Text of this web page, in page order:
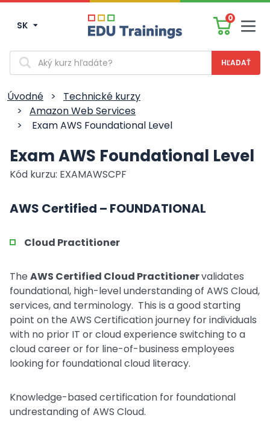
SK
0
Vyhľadávanie
Úvodné >
Technické kurzy
>
Amazon Web Services
>
Exam AWS Foundational Level
Exam AWS Foundational Level
Kód kurzu: EXAMAWSCPF
AWS Certified – FOUNDATIONAL
Cloud Practitioner
The AWS Certified Cloud Practitionervalidates
foundational, high-level understanding of AWS Cloud,
services, and terminology. This is a good starting
point on the AWS Certification journey for individuals
with no prior IT or cloud experience switching to a
cloud career or for line-of-business employees
looking for foundational cloud literacy.
Knowledge-based certification for foundational
undrestanding of AWS Cloud.